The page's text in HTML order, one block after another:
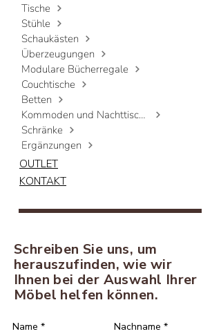
Tische
Stühle
Schaukästen
Überzeugungen
Modulare Bücherregale
Couchtische
Betten
Kommoden und Nachttische
Schränke
Ergänzungen
OUTLET
KONTAKT
Schreiben Sie uns, um
herauszufinden, wie wir
Ihnen bei der Auswahl Ihrer
Möbel helfen können.
Name * Nachname *